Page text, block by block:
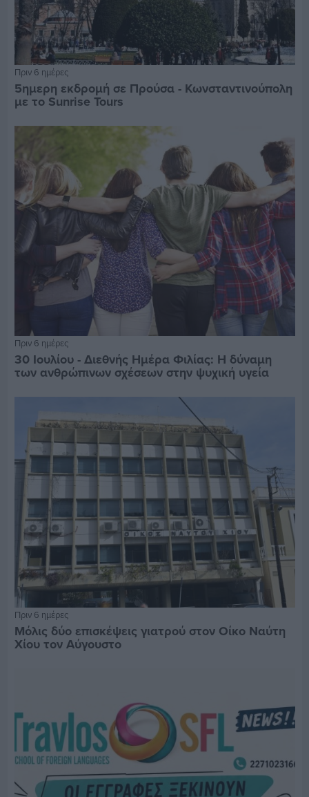
Πριν 6 ημέρες
5ημερη εκδρομή σε Προύσα - Κωνσταντινούπολη
με το Sunrise Tours
Πριν 6 ημέρες
30 Ιουλίου - Διεθνής Ημέρα Φιλίας: Η δύναμη
των ανθρώπινων σχέσεων στην ψυχική υγεία
Πριν 6 ημέρες
Μόλις δύο επισκέψεις γιατρού στον Οίκο Ναύτη
Χίου τον Αύγουστο